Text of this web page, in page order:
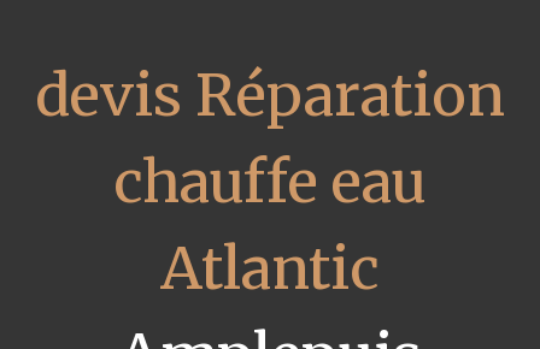
devis Réparation
chauffe eau
Atlantic